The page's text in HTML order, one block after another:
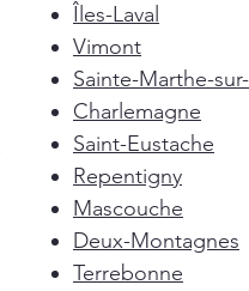
Îles-Laval
Vimont
Sainte-Marthe-
Charlemagne
Saint-Eustache
Repentigny
Mascouche
Deux-Montagnes
Terrebonne